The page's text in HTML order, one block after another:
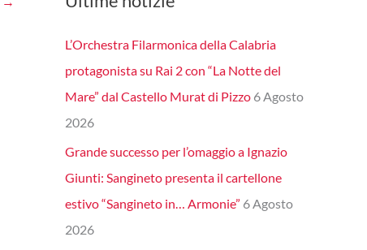
L’Orchestra Filarmonica della Calabria
protagonista su Rai 2 con “La Notte del
Mare” dal Castello Murat di Pizzo 6 Agosto
2026
Grande successo per l’omaggio a Ignazio
Giunti: Sangineto presenta il cartellone
estivo “Sangineto in… Armonie” 6 Agosto
2026